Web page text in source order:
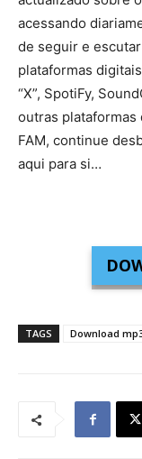
acessando
de seguir e
plataformas
“X”, SpotiFy,
outras plataformas
FAM, continue
aqui para si…
TAGS Download